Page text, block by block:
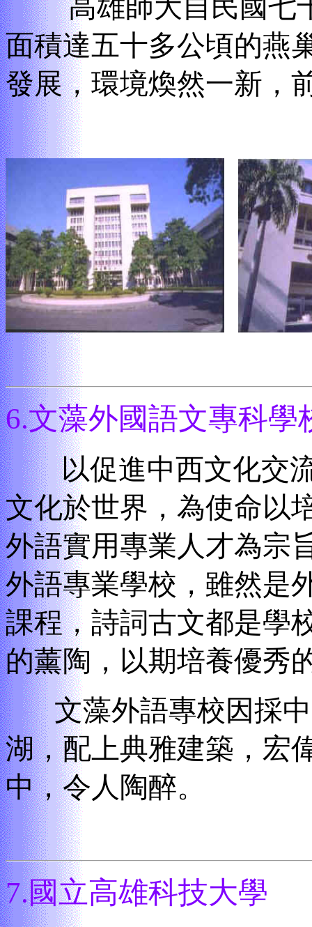
高雄師大自民國七十
面積達五十多公頃的燕
發展，環境煥然一新，
6.文藻外國語文專科學
以促進中西文化交
文化於世界，為使命以
外語實用專業人才為宗
外語專業學校，雖然是
課程，詩詞古文都是學
的薰陶，以期培養優秀
文藻外語專校因採中
湖，配上典雅建築，宏
中，令人陶醉。
7.國立高雄科技大學